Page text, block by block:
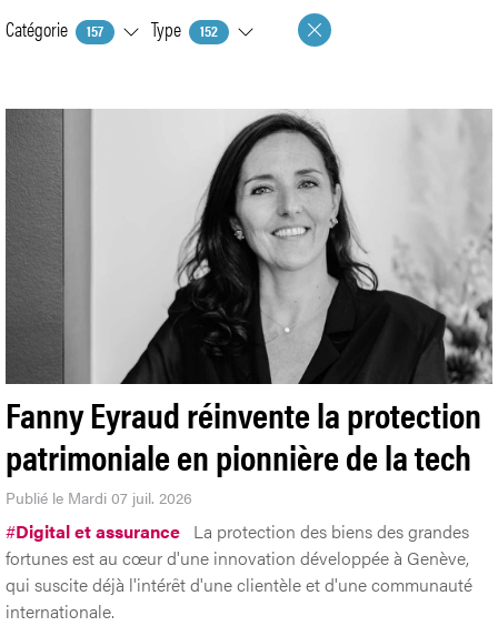
Catégorie 157 Type 152
Fanny Eyraud réinvente la protection
patrimoniale en pionnière de la tech
Publié le Mardi 07 juil. 2026
#Digital et assurance La protection des biens des grandes
fortunes est au cœur d'une innovation développée à Genève,
qui suscite déjà l'intérêt d'une clientèle et d'une communauté
internationale.